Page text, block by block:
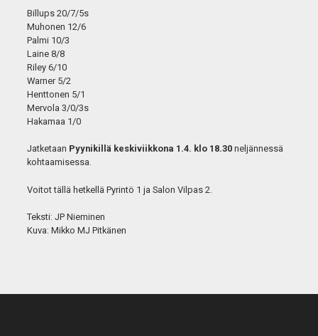
Billups 20/7/5s
Muhonen 12/6
Palmi 10/3
Laine 8/8
Riley 6/10
Warner 5/2
Henttonen 5/1
Mervola 3/0/3s
Hakamaa 1/0
Jatketaan Pyynikillä keskiviikkona 1.4. klo 18.30neljännessä
kohtaamisessa.
Voitot tällä hetkellä Pyrintö 1 ja Salon Vilpas 2.
Teksti: JP Nieminen
Kuva: Mikko MJ Pitkänen